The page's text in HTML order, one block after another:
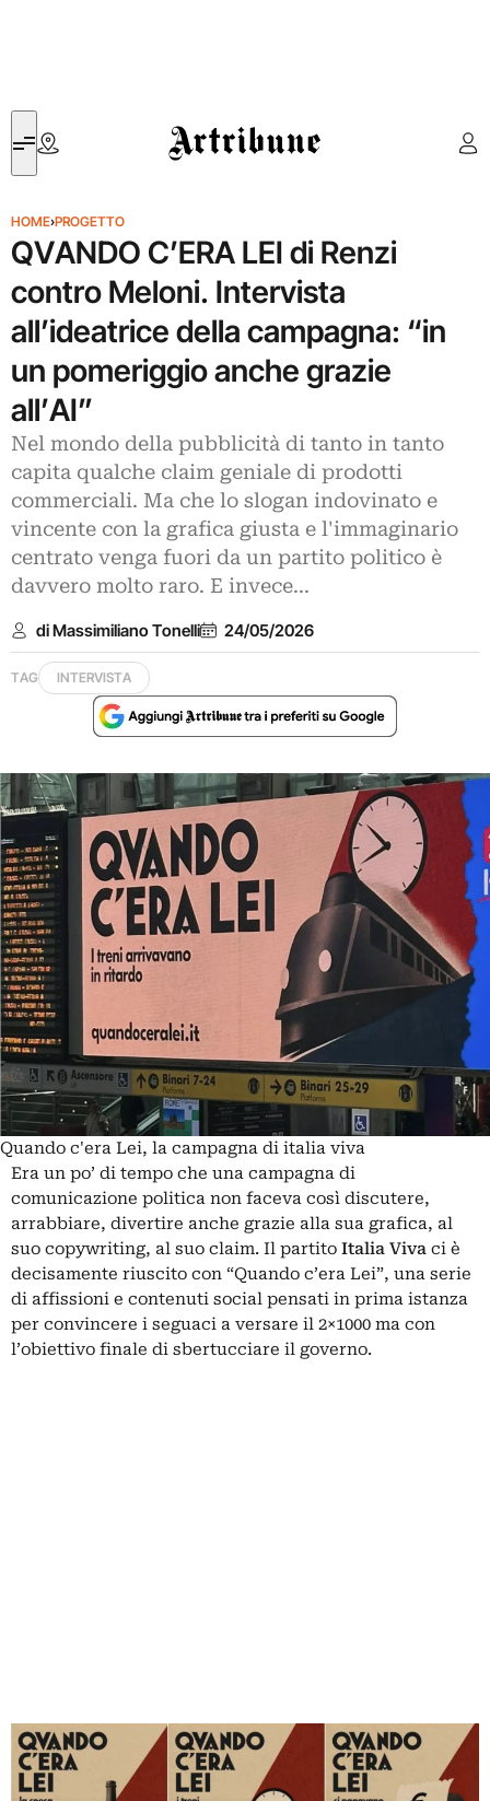
Artribune
HOME›PROGETTO
QVANDO C’ERA LEI di Renzi
contro Meloni. Intervista
all’ideatrice della campagna: “in
un pomeriggio anche grazie
all’AI”
Nel mondo della pubblicità di tanto in tanto
capita qualche claim geniale di prodotti
commerciali. Ma che lo slogan indovinato e
vincente con la grafica giusta e l'immaginario
centrato venga fuori da un partito politico è
davvero molto raro. E invece...
di Massimiliano Tonelli 24/05/2026
TAG INTERVISTA
Quando c'era Lei, la campagna di italia viva
Era un po’ di tempo che una campagna di
comunicazione politica non faceva così discutere,
arrabbiare, divertire anche grazie alla sua grafica, al
suo copywriting, al suo claim. Il partito Italia Viva ci è
decisamente riuscito con “Quando c’era Lei”, una serie
di affissioni e contenuti social pensati in prima istanza
per convincere i seguaci a versare il 2×1000 ma con
l’obiettivo finale di sbertucciare il governo.